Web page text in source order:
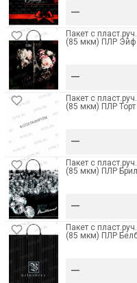
–
Пакет с
(85 мкм) ПЛР
–
Пакет с
(85 мкм) ПЛР Торт
–
Пакет с
(85 мкм) ПЛР
–
Пакет с
(85 мкм) ПЛР
–